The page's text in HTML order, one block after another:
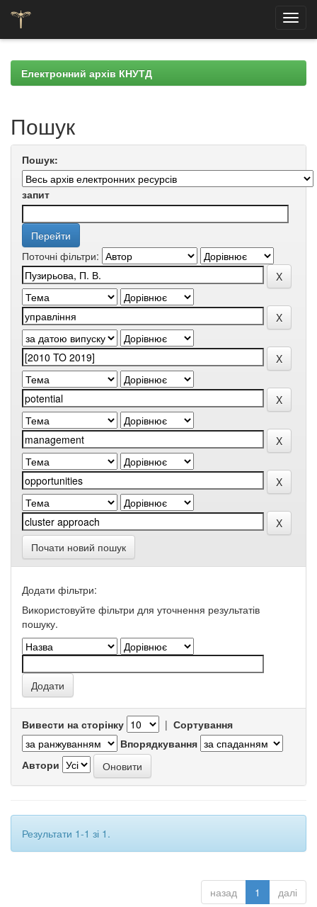
navigationЕлектронний архів КНУТД
Пошук
Пошук:
запит
Поточні фільтри:
Почати новий пошук
Додати фільтри:
Використовуйте фільтри для уточнення результатів
пошуку.
Вивести на сторінку | Сортування
Впорядкування
Автори
Результати 1-1 зі 1.
назад 1 далі